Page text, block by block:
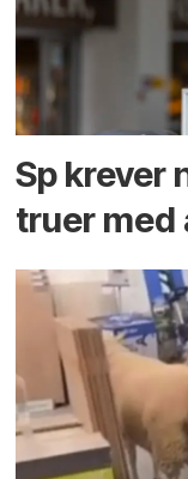
Sp krever
truer med